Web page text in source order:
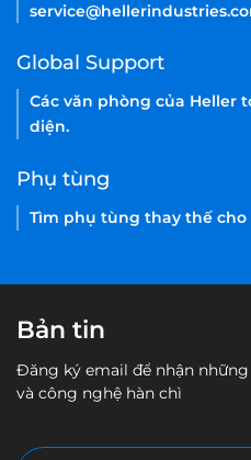
Global Support
Các văn phòng của Heller
diện.
Phụ tùng
Tìm phụ tùng thay thế cho
Bản tin
Đăng ký email để nhận
và công nghệ hàn chì